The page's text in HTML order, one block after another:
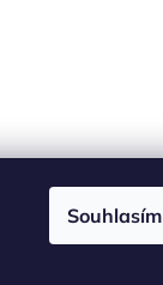
Souhlasím